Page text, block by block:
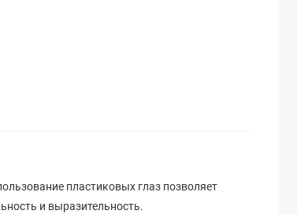
пластиковых глаз позволяет
и выразительность.